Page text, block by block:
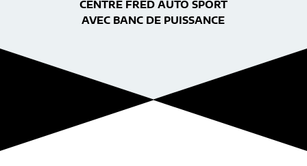
CENTRE FRED AUTO SPORT
AVEC BANC DE PUISSANCE